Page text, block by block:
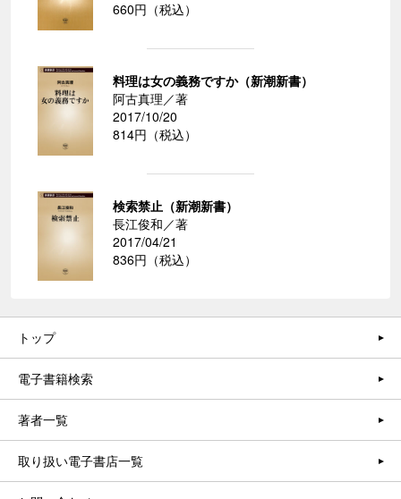
660円（税込）
料理は女の義務ですか（新潮新書）
阿古真理／著
2017/10/20
814円（税込）
検索禁止（新潮新書）
長江俊和／著
2017/04/21
836円（税込）
トップ
電子書籍検索
著者一覧
取り扱い電子書店一覧